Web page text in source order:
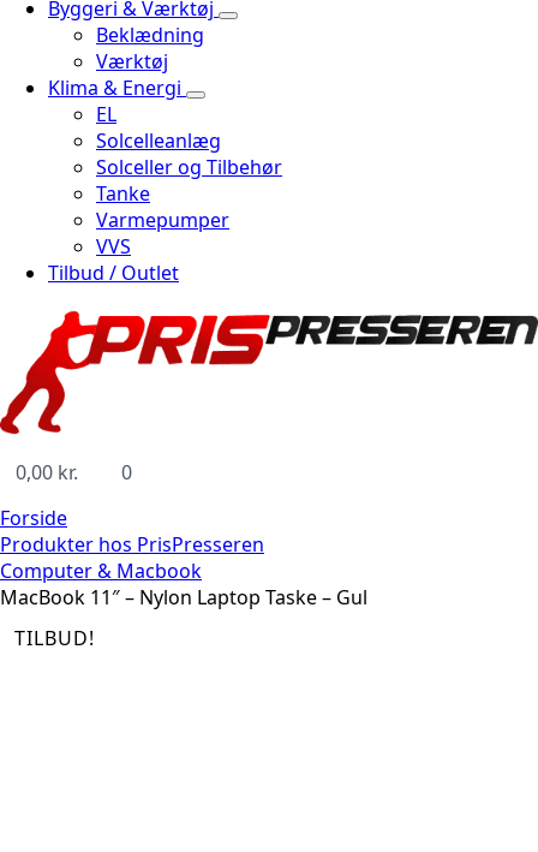
Byggeri & Værktøj
Beklædning
Værktøj
Klima & Energi
EL
Solcelleanlæg
Solceller og Tilbehør
Tanke
Varmepumper
VVS
Tilbud / Outlet
0,00 kr.
0
Forside
Produkter hos PrisPresseren
Computer & Macbook
MacBook 11″ – Nylon Laptop Taske – Gul
TILBUD!